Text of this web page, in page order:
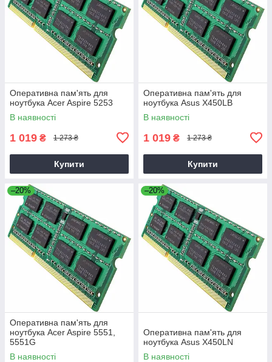
Оперативна пам'ять для
ноутбука Acer Aspire 5253
В наявності
1 019 ₴ 1 273 ₴
Купити
Оперативна пам'ять для
ноутбука Asus X450LB
В наявності
1 019 ₴ 1 273 ₴
Купити
–20%
Оперативна пам'ять для
ноутбука Acer Aspire 5551,
5551G
В наявності
–20%
Оперативна пам'ять для
ноутбука Asus X450LN
В наявності